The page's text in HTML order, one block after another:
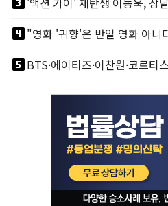
looks_4"영화 '귀향'은 반일 영화 아니
looks_5BTS·에이티즈·이찬원·코르